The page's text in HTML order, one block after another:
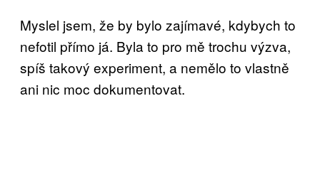
Myslel jsem, že by bylo zajímavé, kdybych to
nefotil přímo já. Byla to pro mě trochu výzva,
spíš takový experiment, a nemělo to vlastně
ani nic moc dokumentovat.